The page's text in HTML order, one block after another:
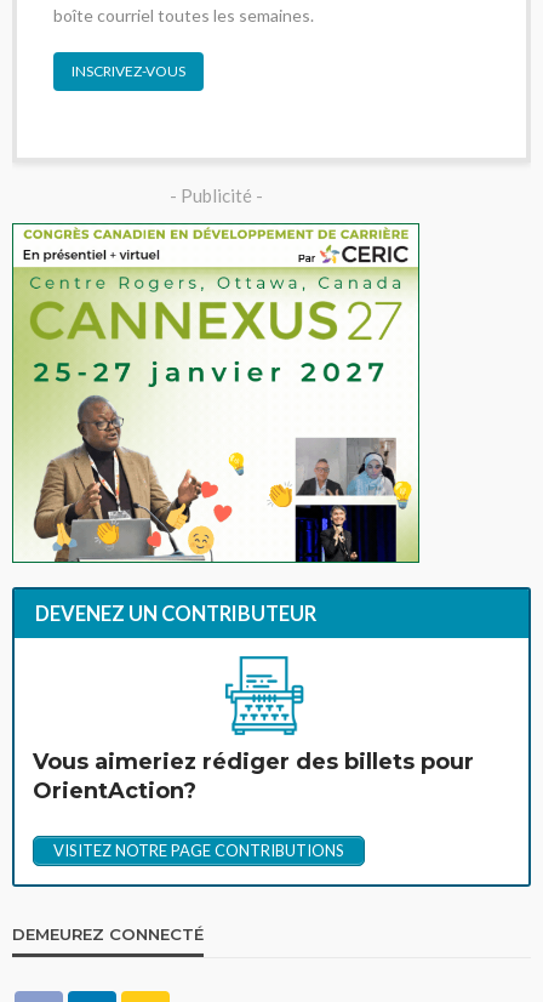
boîte courriel toutes les semaines.
INSCRIVEZ-VOUS
- Publicité -
DEVENEZ UN CONTRIBUTEUR
Vous aimeriez rédiger des billets pour
OrientAction?
VISITEZ NOTRE PAGE CONTRIBUTIONS
DEMEUREZ CONNECTÉ